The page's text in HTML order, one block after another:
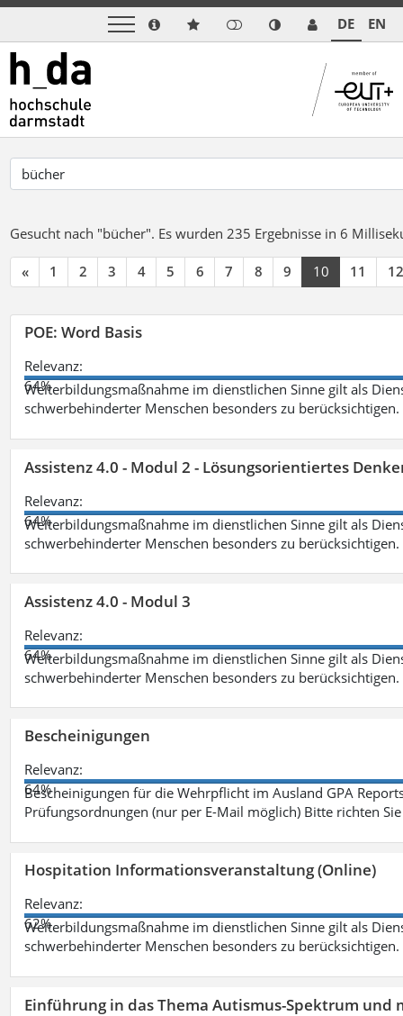
DE EN
Gesucht nach "bücher". Es wurden 235 Ergebnisse in 6
« 1 2 3 4 5 6 7 8 9 10 11 12
POE: Word Basis
Relevanz:
64%
Weiterbildungsmaßnahme im dienstlichen Sinne gilt als
schwerbehinderter Menschen besonders zu berücksichtigen.
Assistenz 4.0 - Modul 2 - Lösungsorientiertes
Relevanz:
64%
Weiterbildungsmaßnahme im dienstlichen Sinne gilt als
schwerbehinderter Menschen besonders zu berücksichtigen.
Assistenz 4.0 - Modul 3
Relevanz:
64%
Weiterbildungsmaßnahme im dienstlichen Sinne gilt als
schwerbehinderter Menschen besonders zu
Bescheinigungen
Relevanz:
64%
Bescheinigungen für die Wehrpflicht im Ausland GPA
Prüfungsordnungen (nur per E-Mail möglich) Bitte richten
Hospitation Informationsveranstaltung (Online)
Relevanz:
62%
Weiterbildungsmaßnahme im dienstlichen Sinne gilt als
schwerbehinderter Menschen besonders zu berücksichtigen.
Einführung in das Thema Autismus-Spektrum